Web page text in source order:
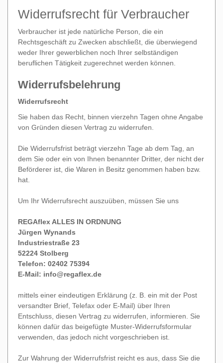
Widerrufsrecht für Verbraucher
Verbraucher ist jede natürliche Person, die ein
Rechtsgeschäft zu Zwecken abschließt, die überwiegend
weder Ihrer gewerblichen noch Ihrer selbständigen
beruflichen Tätigkeit zugerechnet werden können.
Widerrufsbelehrung
Widerrufsrecht
Sie haben das Recht, binnen vierzehn Tagen ohne Angabe
von Gründen diesen Vertrag zu widerrufen.
Die Widerrufsfrist beträgt vierzehn Tage ab dem Tag, an
dem Sie oder ein von Ihnen benannter Dritter, der nicht der
Beförderer ist, die Waren in Besitz genommen haben bzw.
hat.
Um Ihr Widerrufsrecht auszuüben, müssen Sie uns
REGAflex ALLES IN ORDNUNG
Jürgen Wynands
Industriestraße 23
52224 Stolberg
Telefon: 02402 75394
E-Mail: info@regaflex.de
mittels einer eindeutigen Erklärung (z. B. ein mit der Post
versandter Brief, Telefax oder E-Mail) über Ihren
Entschluss, diesen Vertrag zu widerrufen, informieren. Sie
können dafür das beigefügte Muster-Widerrufsformular
verwenden, das jedoch nicht vorgeschrieben ist.
Zur Wahrung der Widerrufsfrist reicht es aus, dass Sie die